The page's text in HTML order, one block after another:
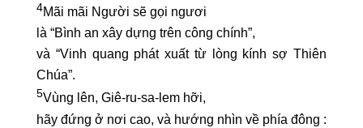
4Mãi mãi Người sẽ gọi ngươi
là “Bình an xây dựng trên công chính”,
và “Vinh quang phát xuất từ lòng kính sợ Thiên
Chúa”.
5Vùng lên, Giê-ru-sa-lem hỡi,
hãy đứng ở nơi cao, và hướng nhìn về phía đông :